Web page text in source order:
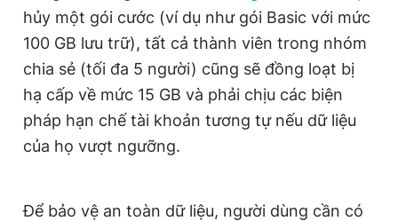
hủy một gói cước (ví dụ như gói Basic với mức
100 GB lưu trữ), tất cả thành viên trong nhóm
chia sẻ (tối đa 5 người) cũng sẽ đồng loạt bị
hạ cấp về mức 15 GB và phải chịu các biện
pháp hạn chế tài khoản tương tự nếu dữ liệu
của họ vượt ngưỡng.
Để bảo vệ an toàn dữ liệu, người dùng cần có